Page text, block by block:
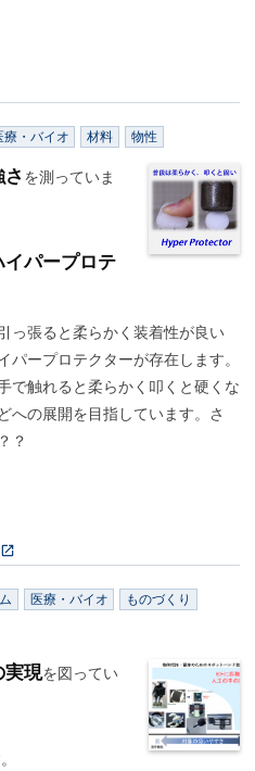
療・バイオ 材料 物性
さを測っていま
パープロテ
っ張ると柔らかく装着性が良い
ープロテクターが存在します。
で触れると柔らかく叩くと硬くな
への展開を目指しています。さ
？
医療・バイオ ものづくり
実現を図ってい